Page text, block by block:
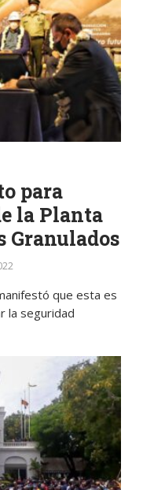
para
la Planta
Granulados
que esta es
la seguridad